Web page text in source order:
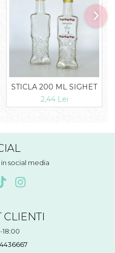
STICLA 200 ML SIGHET
2,44 Lei
social media
CLIENTI
18:00